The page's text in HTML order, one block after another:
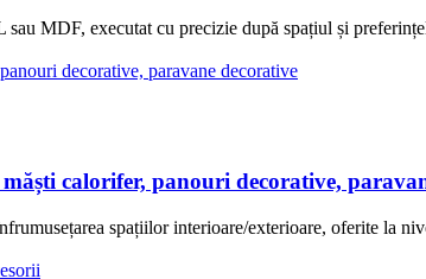
MDF, executat cu precizie după spațiul și
calorifer, panouri decorative,
spațiilor interioare/exterioare, oferite la